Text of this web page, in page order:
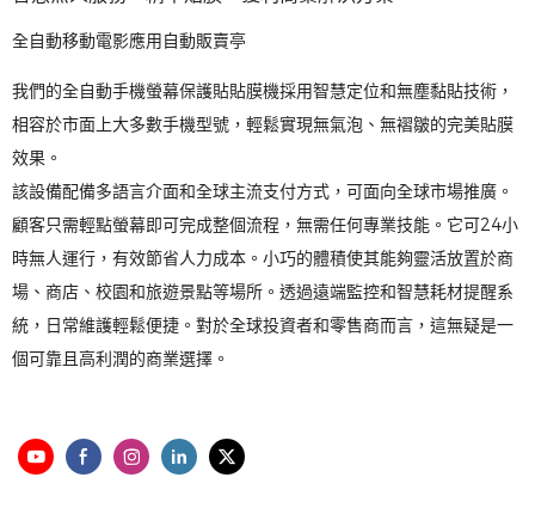
全自動移動電影應用自動販賣亭
我們的全自動手機螢幕保護貼貼膜機採用智慧定位和無塵黏貼技術，
相容於市面上大多數手機型號，輕鬆實現無氣泡、無褶皺的完美貼膜
效果。
該設備配備多語言介面和全球主流支付方式，可面向全球市場推廣。
顧客只需輕點螢幕即可完成整個流程，無需任何專業技能。它可24小
時無人運行，有效節省人力成本。小巧的體積使其能夠靈活放置於商
場、商店、校園和旅遊景點等場所。透過遠端監控和智慧耗材提醒系
統，日常維護輕鬆便捷。對於全球投資者和零售商而言，這無疑是一
個可靠且高利潤的商業選擇。